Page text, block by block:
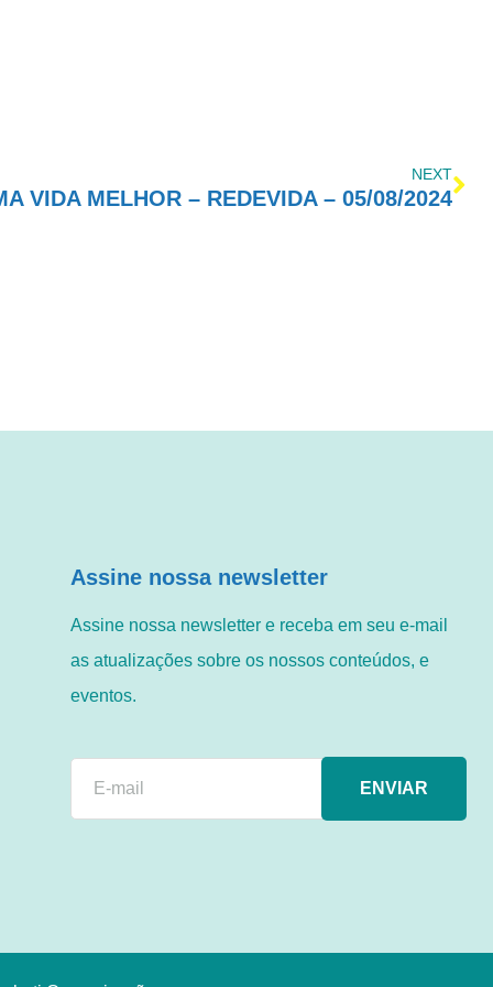
NEXT
VIDA MELHOR – REDEVIDA – 05/08/2024
Assine nossa newsletter
Assine nossa newsletter e receba em seu e-mail
as atualizações sobre os nossos conteúdos, e
eventos.
ENVIAR